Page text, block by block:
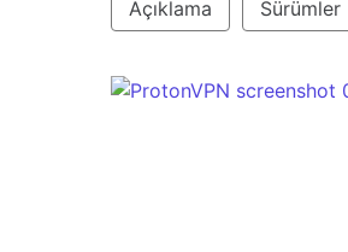
Açıklama Sürümler